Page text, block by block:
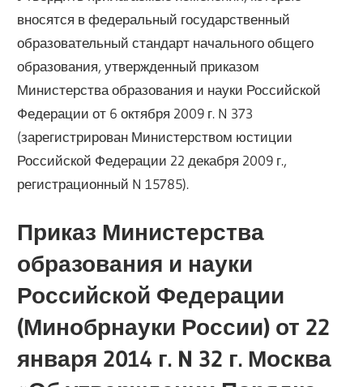
вносятся в федеральный государственный
образовательный стандарт начального общего
образования, утвержденный приказом
Министерства образования и науки Российской
Федерации от 6 октября 2009 г. N 373
(зарегистрирован Министерством юстиции
Российской Федерации 22 декабря 2009 г.,
регистрационный N 15785).
Приказ Министерства
образования и науки
Российской Федерации
(Минобрнауки России) от 22
января 2014 г. N 32 г. Москва